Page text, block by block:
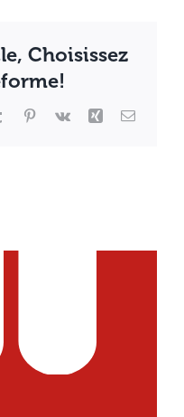
Choisissez
TumblrPinterest
Vk Xing Email